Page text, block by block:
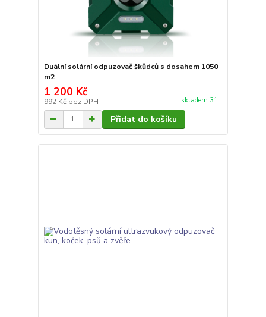
Duální solární odpuzovač škůdců s dosahem 1050
m2
1 200 Kč
992 Kč bez DPH skladem 31
Přidat do košíku